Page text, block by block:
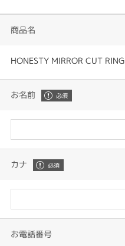
商品名
HONESTY MIRROR CUT RING
お名前
カナ
お電話番号